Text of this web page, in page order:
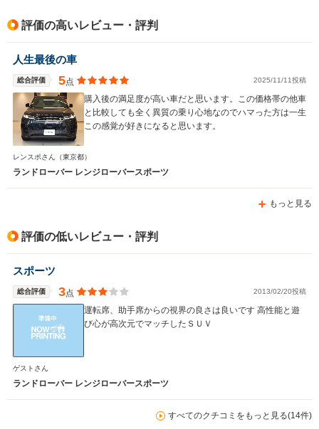
評価の高いレビュー・評判
人生最後の車
総合評価 5点 2025/11/11投稿
購入後の満足度が高い車だと思います。この価格帯の他車
と比較しても全く異質の乗り心地なのでハマった方は一生
この感覚が好きになると思います。
レンスポさん （東京都）
ランドローバー レンジローバースポーツ
もっと見る
評価の低いレビュー・評判
スポーツ
総合評価 3点 2013/02/20投稿
運転席、助手席からの視界の良さは良いです 高性能と遊
び心が高次元でマッチしたＳＵＶ
ゲストさん
ランドローバー レンジローバースポーツ
すべてのクチコミをもっと見る(14件)